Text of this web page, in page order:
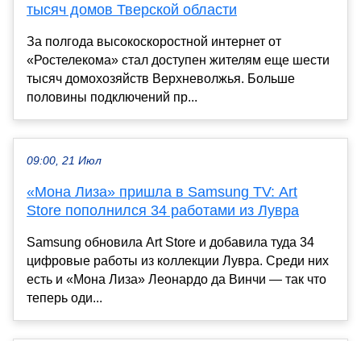
тысяч домов Тверской области
За полгода высокоскоростной интернет от
«Ростелекома» стал доступен жителям еще шести
тысяч домохозяйств Верхневолжья. Больше
половины подключений пр...
09:00, 21 Июл
«Мона Лиза» пришла в Samsung TV: Art
Store пополнился 34 работами из Лувра
Samsung обновила Art Store и добавила туда 34
цифровые работы из коллекции Лувра. Среди них
есть и «Мона Лиза» Леонардо да Винчи — так что
теперь оди...